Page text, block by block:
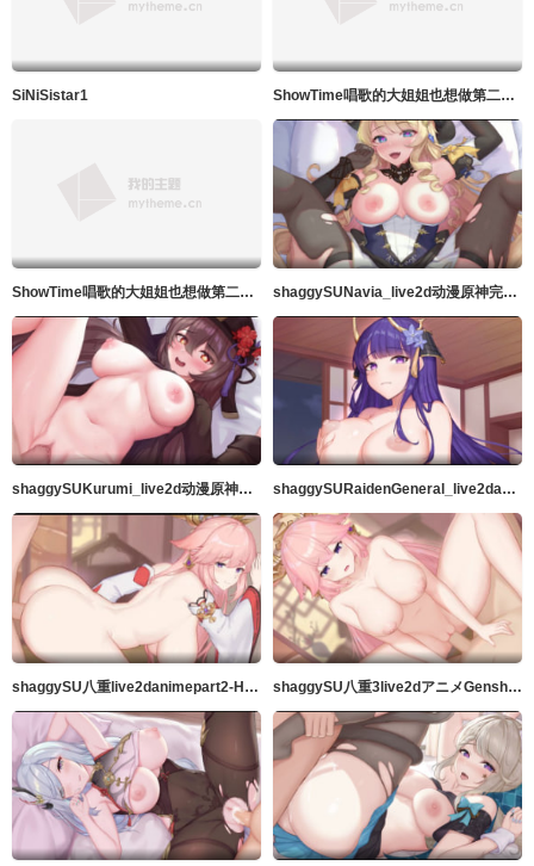
SiNiSistar1 ShowTime唱歌的大姐姐也想做第二季_第07集
ShowTime唱歌的大姐姐也想做第二季_第06集 shaggySUNavia_live2d动漫原神完整版带ASMR音频MP4
shaggySUKurumi_live2d动漫原神完整版带ASMR音频MP4 shaggySURaidenGeneral_live2danimeGenshinImpactfurubaji版本带音频高品质60fps
shaggySU八重live2danimepart2-H动漫Riban线视图-Hanime1.me shaggySU八重3live2dアニメGenshinImpact音声付フルバージョンきMP4